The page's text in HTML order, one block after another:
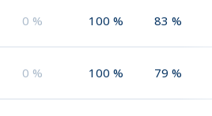
0 % 100 % 83 %
0 % 100 % 79 %